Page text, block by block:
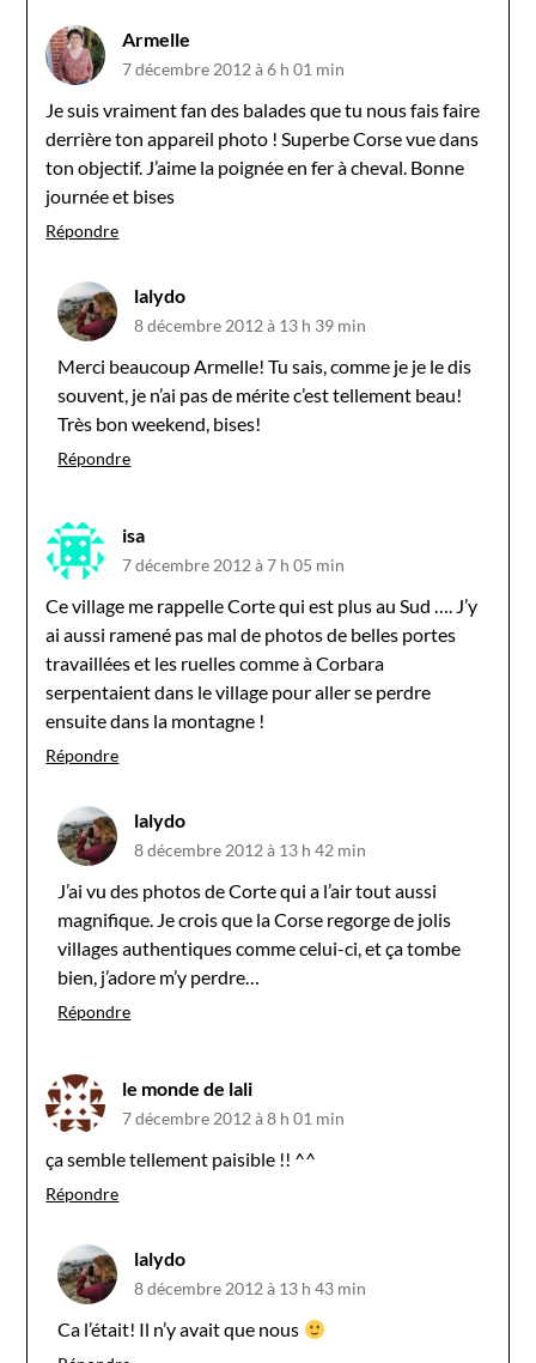
Armelle
7 décembre 2012 à 6 h 01 min
Je suis vraiment fan des balades que tu nous fais faire
derrière ton appareil photo ! Superbe Corse vue dans
ton objectif. J’aime la poignée en fer à cheval. Bonne
journée et bises
Répondre
lalydo
8 décembre 2012 à 13 h 39 min
Merci beaucoup Armelle! Tu sais, comme je je le dis
souvent, je n’ai pas de mérite c’est tellement beau!
Très bon weekend, bises!
Répondre
isa
7 décembre 2012 à 7 h 05 min
Ce village me rappelle Corte qui est plus au Sud …. J’y
ai aussi ramené pas mal de photos de belles portes
travaillées et les ruelles comme à Corbara
serpentaient dans le village pour aller se perdre
ensuite dans la montagne !
Répondre
lalydo
8 décembre 2012 à 13 h 42 min
J’ai vu des photos de Corte qui a l’air tout aussi
magnifique. Je crois que la Corse regorge de jolis
villages authentiques comme celui-ci, et ça tombe
bien, j’adore m’y perdre…
Répondre
le monde de lali
7 décembre 2012 à 8 h 01 min
ça semble tellement paisible !! ^^
Répondre
lalydo
8 décembre 2012 à 13 h 43 min
Ca l’était! Il n’y avait que nous